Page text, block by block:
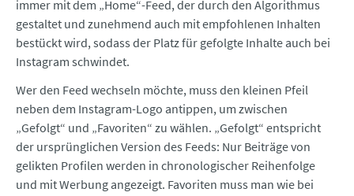
immer mit dem „Home“-Feed, der durch den Algorithmus
gestaltet und zunehmend auch mit empfohlenen Inhalten
bestückt wird, sodass der Platz für gefolgte Inhalte auch bei
Instagram schwindet.
Wer den Feed wechseln möchte, muss den kleinen Pfeil
neben dem Instagram-Logo antippen, um zwischen
„Gefolgt“ und „Favoriten“ zu wählen. „Gefolgt“ entspricht
der ursprünglichen Version des Feeds: Nur Beiträge von
gelikten Profilen werden in chronologischer Reihenfolge
und mit Werbung angezeigt. Favoriten muss man wie bei